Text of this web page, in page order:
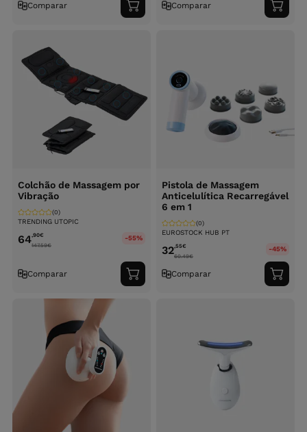
Comparar
Adicionar
ao
Comparar
ao
Colchão de Massagem por
Vibração
TRENDING UTOPIC
(0)
64,90€
147.59€
-55%
Comparar
Adicionar
ao
Pistola de Massagem
Anticelulítica Recarregável
6 em 1
EUROSTOCK HUB PT
(0)
32,55€
60.49€
-45%
Comparar
ao